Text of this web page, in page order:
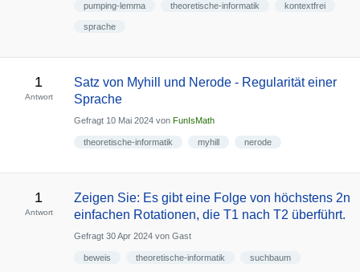
pumping-lemma theoretische-informatik kontextfrei
sprache
1
Antwort
Satz von Myhill und Nerode - Regularität einer
Sprache
Gefragt 10 Mai 2024 von FunIsMath
theoretische-informatik myhill nerode
1
Antwort
Zeigen Sie: Es gibt eine Folge von höchstens 2n
einfachen Rotationen, die T1 nach T2 überführt.
Gefragt 30 Apr 2024 von Gast
beweis theoretische-informatik suchbaum